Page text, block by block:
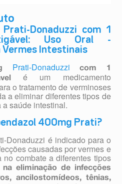
Donaduzzi com 1
Uso Oral -
Intestinais
Prati-Donaduzzicom 1
é um medicamento
o tratamento de verminoses
a eliminar diferentes tipos de
saúde intestinal.
400mg Prati?
Donaduzzi é indicado para o
causadas por vermes e
no combate a diferentes tipos
na eliminação de infecções
ancilostomídeos, tênias,